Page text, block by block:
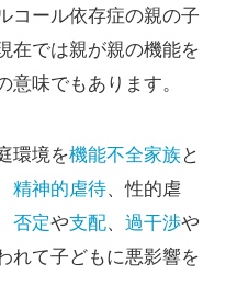
コール依存症の親の子
在では親が親の機能を
味でもあります。
環境を機能不全家族と
精神的虐待、性的虐
否定や支配、 過干渉や
れて子どもに悪影響を